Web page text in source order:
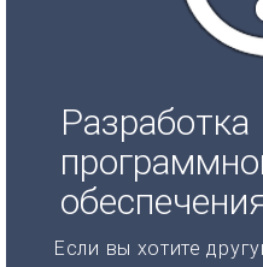
Разработка
Если вы хотите